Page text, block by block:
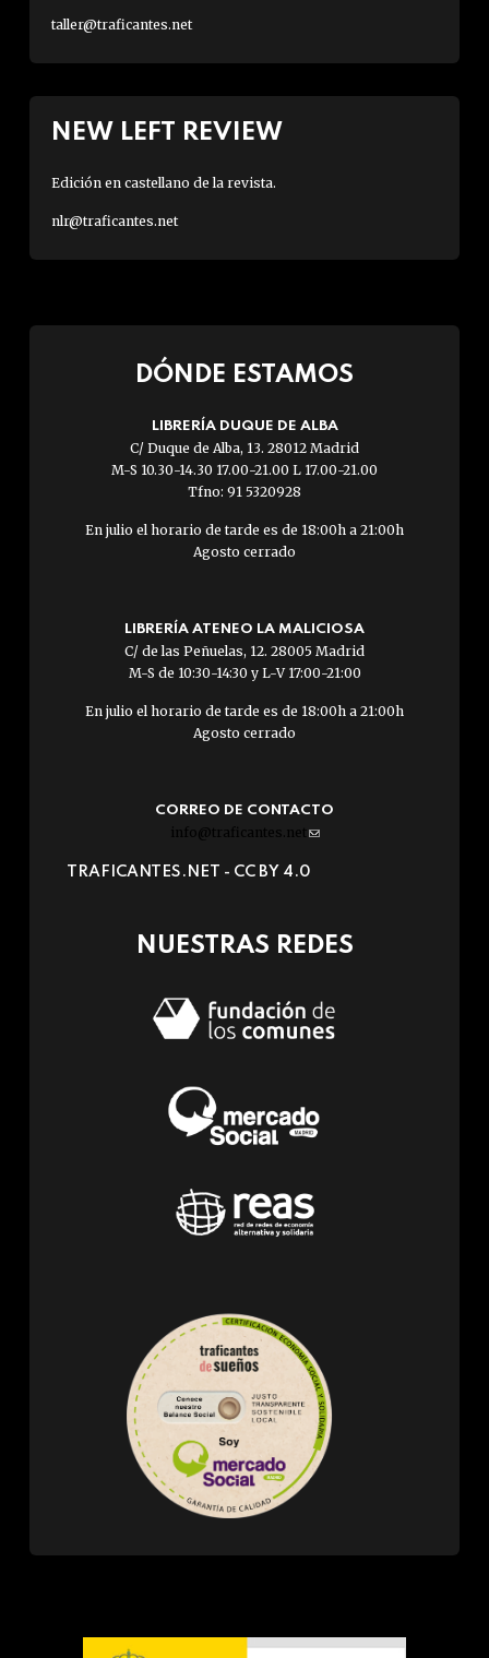
taller@traficantes.net
NEW LEFT REVIEW
Edición en castellano de la revista.
nlr@traficantes.net
DÓNDE ESTAMOS
LIBRERÍA DUQUE DE ALBA
C/ Duque de Alba, 13. 28012 Madrid
M-S 10.30-14.30 17.00-21.00 L 17.00-21.00
Tfno: 91 5320928
En julio el horario de tarde es de 18:00h a 21:00h
Agosto cerrado
LIBRERÍA ATENEO LA MALICIOSA
C/ de las Peñuelas, 12. 28005 Madrid
M-S de 10:30-14:30 y L-V 17:00-21:00
En julio el horario de tarde es de 18:00h a 21:00h
Agosto cerrado
CORREO DE CONTACTO
info@traficantes.net (link
e-
TRAFICANTES.NET - CC BY 4.0
NUESTRAS REDES